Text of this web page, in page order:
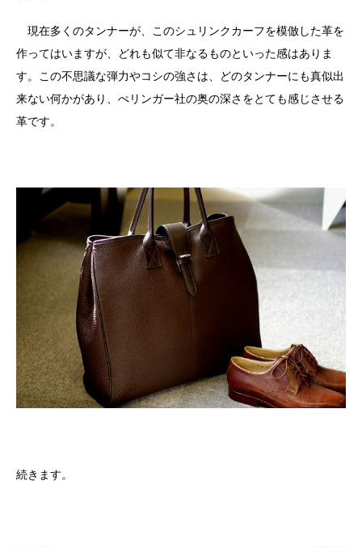
現在多くのタンナーが、このシュリンクカーフを模倣した革を
作ってはいますが、どれも似て非なるものといった感はありま
す。この不思議な弾力やコシの強さは、どのタンナーにも真似出
来ない何かがあり、ぺリンガー社の奥の深さをとても感じさせる
革です。
続きます。